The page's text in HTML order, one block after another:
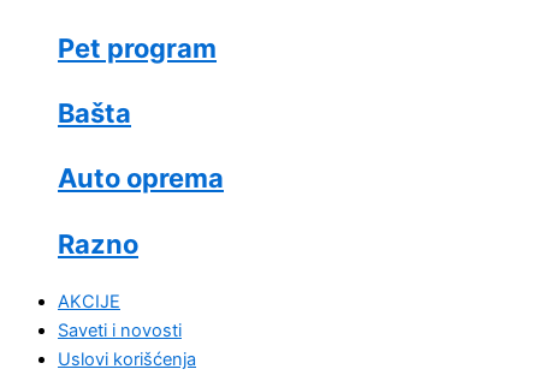
Pet program
Bašta
Auto oprema
Razno
AKCIJE
Saveti i novosti
Uslovi korišćenja